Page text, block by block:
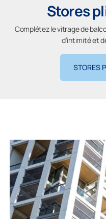
Stores
Complétez le vitrage de
d’intimité et
STORES